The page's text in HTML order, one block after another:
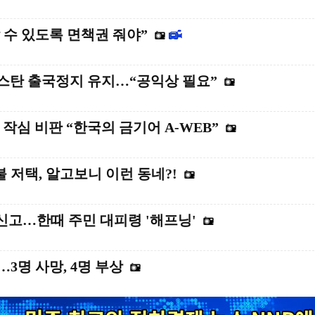
있도록 면책권 줘야”
탄 출국정지 유지…“공익상 필요”
심 비판 “한국의 금기어 A-WEB”
저택, 알고보니 이런 동네?!
고…한때 주민 대피령 '해프닝'
명 사망, 4명 부상